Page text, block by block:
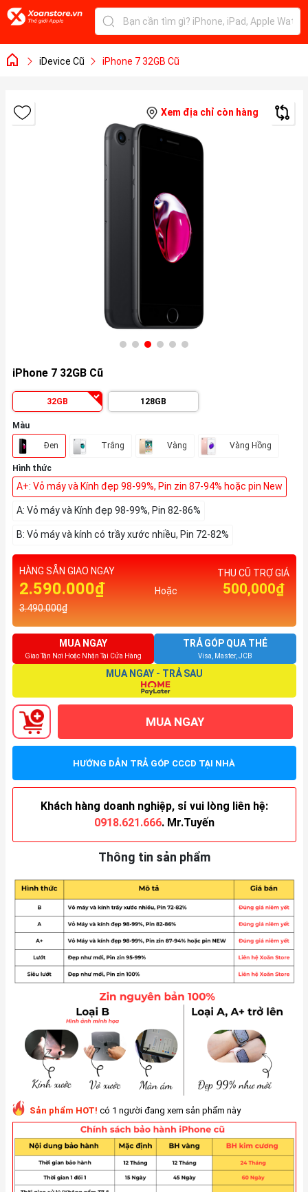
iDevice Cũ iPhone 7 32GB Cũ
Xem địa chỉ còn hàng
iPhone 7 32GB Cũ
32GB 128GB
Màu
Đen Trắng Vàng Vàng Hồng
Hình thức
A+: Vỏ máy và Kính đẹp 98-99%, Pin zin 87-94% hoặc pin New
A: Vỏ máy và Kính đẹp 98-99%, Pin 82-86%
B: Vỏ máy và kính có trầy xước nhiều, Pin 72-82%
HÀNG SẴN GIAO NGAY
2.590.000₫
3.490.000₫
Hoặc
THU CŨ TRỢ GIÁ
500,000₫
MUA NGAY
Giao Tận Nơi Hoặc Nhận Tại Cửa Hàng
TRẢ GÓP QUA THẺ
Visa, Master, JCB
MUA NGAY - TRẢ SAU
MUA NGAY
HƯỚNG DẪN TRẢ GÓP CCCD TẠI NHÀ
Khách hàng doanh nghiệp, sỉ vui lòng liên hệ:
0918.621.666. Mr.Tuyến
Thông tin sản phẩm
Sản phẩm HOT! có 1 người đang xem sản phẩm này